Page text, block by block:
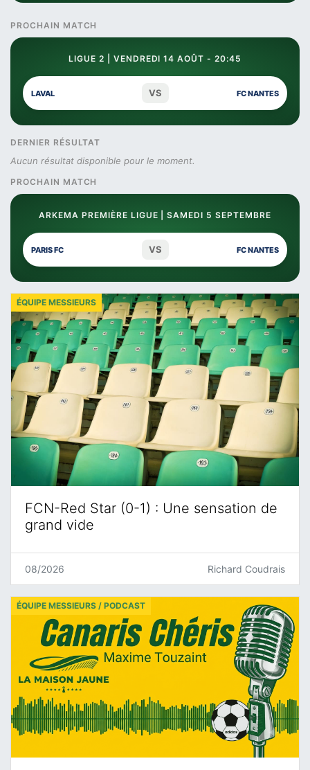
PROCHAIN MATCH
LIGUE 2 | VENDREDI 14 AOÛT - 20:45
LAVAL VS FC NANTES
DERNIER RÉSULTAT
Aucun résultat disponible pour le moment.
PROCHAIN MATCH
ARKEMA PREMIÈRE LIGUE | SAMEDI 5 SEPTEMBRE
PARIS FC VS FC NANTES
FCN-Red Star (0-1) : Une sensation de
grand vide
ÉQUIPE MESSIEURS
08/2026 Richard Coudrais
ÉQUIPE MESSIEURS / PODCAST